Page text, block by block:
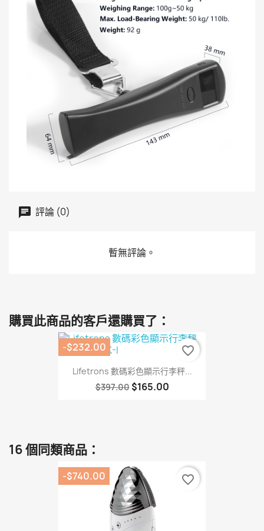
評論 (0)
暫無評論。
購買此商品的客戶還購買了：
Lifetrons 數碼彩色顯示行李秤...
$397.00 $165.00
-$232.00 favorite_border
16 個同類商品：
-$740.00 favorite_border